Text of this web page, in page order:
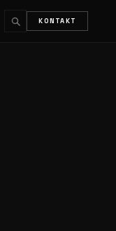
KONTAKT